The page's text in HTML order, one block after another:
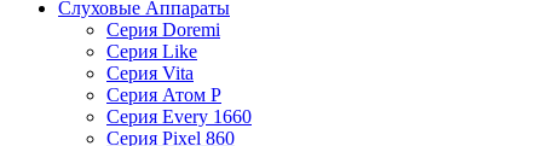
Слуховые Аппараты
Серия Doremi
Серия Like
Серия Vita
Серия Атом P
Серия Every 1660
Серия Pixel 860